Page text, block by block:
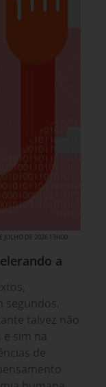
JULHO DE 2026 13H00
a
talvez não
sim na
de